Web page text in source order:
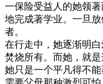
一保险受益人的她领
地完成著学业。一旦
者。
在行走中，她逐渐明
焚烧所有。而她，就是
她只是一个平凡得不